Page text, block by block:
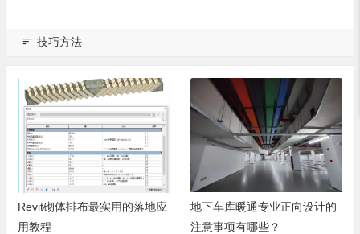
技巧方法
Revit砌体排布最实用的落地应
用教程
地下车库暖通专业正向设计的
注意事项有哪些？